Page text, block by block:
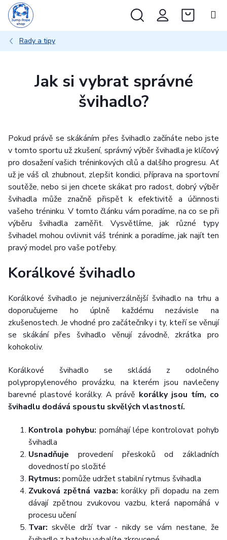
Přejít
obsah
Hledat
KOŠÍK
Rady a tipy
Jak si vybrat správné
švihadlo?
Pokud právě se skákáním přes švihadlo začínáte nebo jste
v tomto sportu už zkušení, správný výběr švihadla je klíčový
pro dosažení vašich tréninkových cílů a dalšího progresu. Ať
už je váš cíl zhubnout, zlepšit kondici, příprava na sportovní
soutěže, nebo si jen chcete skákat pro radost, dobrý výběr
švihadla může značně přispět k efektivitě a účinnosti
vašeho tréninku. V tomto článku vám poradíme, na co se při
výběru švihadla zaměřit. Vysvětlíme, jak různé typy
švihadel mohou ovlivnit váš trénink a poradíme, jak najít ten
pravý model pro vaše potřeby.
Korálkové švihadlo
Korálkové švihadlo je nejuniverzálnější švihadlo na trhu a
doporučujeme ho úplně každému nezávisle na
zkušenostech. Je vhodné pro začátečníky i ty, kteří se věnují
se skákání přes švihadlo věnují závodně, zkrátka pro
kohokoliv.
Korálkové švihadlo se skládá z odolného
polypropylenového provázku, na kterém jsou navlečeny
barevné plastové korálky. A právě korálky jsou tím, co
švihadlu dodává spoustu skvělých vlastností.
Kontrola pohybu: pomáhají lépe kontrolovat pohyb
švihadla
Usnadňuje provedení přeskoků od základních
dovedností po složité
Rytmus: pomůže udržet stabilní rytmus švihadla
Zvuková zpětná vazba: korálky při dopadu na zem
dávají zpětnou zvukovou vazbu, která napomáhá v
procesu učení
Tvar: skvěle drží tvar - nikdy se vám nestane, že